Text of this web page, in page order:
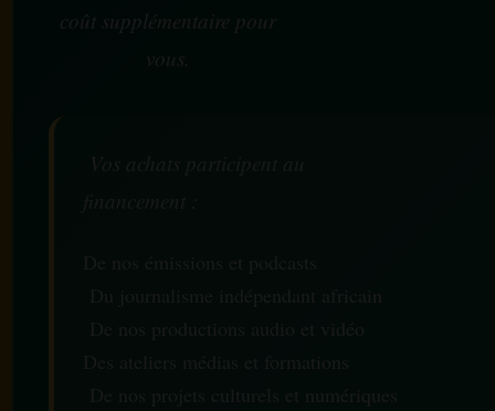
coût supplémentaire pour
vous.